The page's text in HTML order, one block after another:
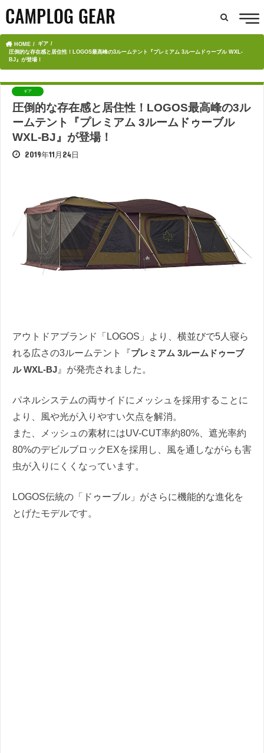
HOME
ギア
圧倒的な存在感と居住性！LOGOS最高峰の3ルームテント『プレミアム 3ルームドゥーブル WXL-
BJ』が登場！
ギア
圧倒的な存在感と居住性！LOGOS最高峰の3ル
ームテント『プレミアム 3ルームドゥーブル
WXL-BJ』が登場！
2019年11月24日
アウトドアブランド「LOGOS」より、横並びで5人寝ら
れる広さの3ルームテント『プレミアム 3ルームドゥーブ
ル WXL-BJ 』が発売されました。
パネルシステムの両サイドにメッシュを採用することに
より、風や光が入りやすい欠点を解消。
また、メッシュの素材にはUV-CUT率約80%、遮光率約
80%のデビルブロックEXを採用し、風を通しながらも害
虫が入りにくくなっています。
LOGOS伝統の「ドゥーブル」がさらに機能的な進化を
とげたモデルです。